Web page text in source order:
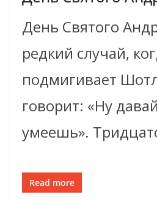
День Святого
редкий случай,
подмигивает
говорит: «Ну
умеешь».
Read more